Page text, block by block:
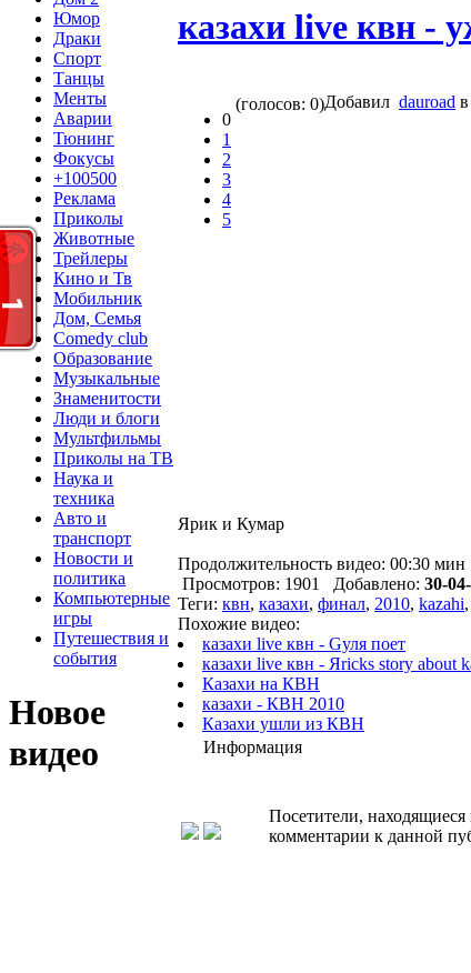
Юмор
Драки
Спорт
Танцы
Менты
Аварии
Тюнинг
Фокусы
+100500
Реклама
Приколы
Животные
Трейлеры
Кино и Тв
Мобильник
Дом, Семья
Comedy club
Образование
Музыкальные
Знаменитости
Люди и блоги
Мультфильмы
Приколы на ТВ
Наука и
техника
Авто и
транспорт
Новости и
политика
Компьютерные
игры
Путешествия и
события
Новое
видео
казахи live квн -
0
1
2
3
4
5
(голосов: 0)Добавил dauroad
Ярик и Кумар
Продолжительность видео: 00:30 мин
Просмотров: 1901 Добавлено: 30-
Теги: квн, казахи, финал, 2010, kazahi,
Похожие видео:
казахи live квн - Gуля поет
казахи live квн - Яricks story about
Казахи на КВН
казахи - КВН 2010
Казахи ушли из КВН
Информация
Посетители, находящиеся
комментарии к данной